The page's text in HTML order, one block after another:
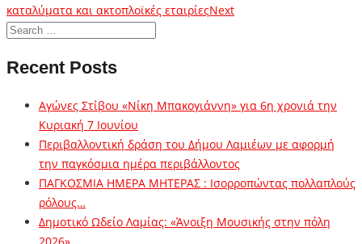
καταλύματα και ακτοπλοϊκές εταιρίεςNext
Recent Posts
Αγώνες Στίβου «Νίκη Μπακογιάννη» για 6η χρονιά την
Κυριακή 7 Ιουνίου
Περιβαλλοντική δράση του Δήμου Λαμιέων με αφορμή
την παγκόσμια ημέρα περιβάλλοντος
ΠΑΓΚΟΣΜΙΑ ΗΜΕΡΑ ΜΗΤΕΡΑΣ : Ισορροπώντας πολλαπλούς
ρόλους…
Δημοτικό Ωδείο Λαμίας: «Άνοιξη Μουσικής στην πόλη